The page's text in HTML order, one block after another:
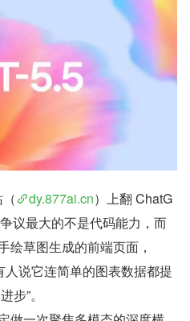
dy.877ai.cn）上翻 ChatG
议最大的不是代码能力，而
绘草图生成的前端页面，
人说它连简单的图表数据都提
步”。